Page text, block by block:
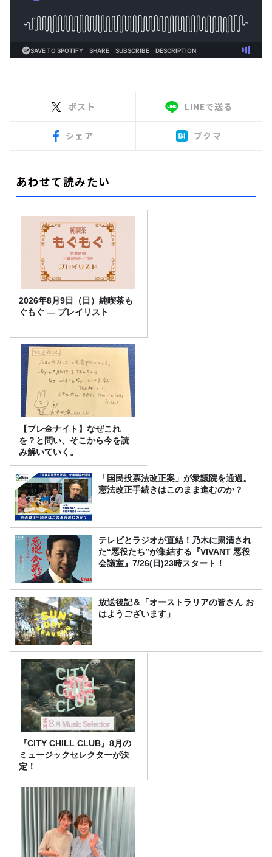
ポスト LINEで送る
シェア ブクマ
あわせて読みたい
2026年8月9日（日）純喫茶も
ぐもぐ ― プレイリスト
【プレ金ナイト】なぜこれ
を？と問い、そこから今を読
み解いていく。
「国民投票法改正案」が衆議院を通過。
憲法改正手続きはこのまま進むのか？
テレビとラジオが直結！乃木に粛清され
た“悪役たち”が集結する『VIVANT 悪役
会議室』7/26(日)23時スタート！
放送後記＆「オーストラリアの皆さん お
はようございます」
『CITY CHILL CLUB』8月の
ミュージックセレクターが決
定！